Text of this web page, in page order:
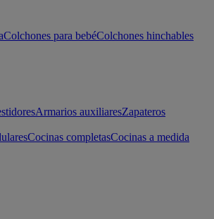
Colchones para bebéColchones hinchables
Armarios auxiliaresZapateros
Cocinas completasCocinas a medida